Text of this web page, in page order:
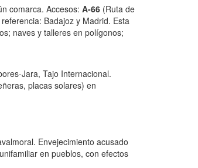
comarca. Accesos: A‑66 (Ruta de
Badajoz y Madrid. Esta
naves y talleres en polígonos;
Tajo Internacional.
placas solares) en
Envejecimiento acusado
en pueblos, con efectos